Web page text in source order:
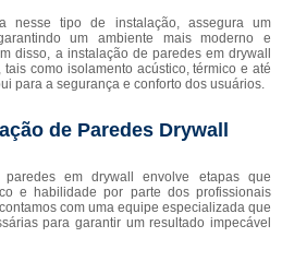
nesse tipo de instalação, assegura um
um ambiente mais moderno e
disso, a instalação de paredes em drywall
como isolamento acústico, térmico e até
para a segurança e conforto dos usuários.
de Paredes Drywall
em drywall envolve etapas que
e habilidade por parte dos profissionais
com uma equipe especializada que
para garantir um resultado impecável